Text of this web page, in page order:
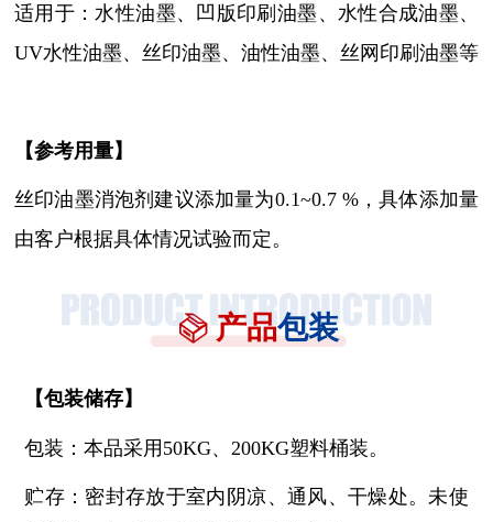
适用于：水性油墨、凹版印刷油墨、水性合成油墨、
UV水性油墨、丝印油墨、油性油墨、丝网印刷油墨等
【参考用量】
丝印油墨消泡剂建议添加量为0.1~0.7 %，具体添加量
由客户根据具体情况试验而定。
产品包装
【包装储存】
包装：本品采用 50KG、200KG塑料桶装。
贮存：密封存放于室内阴凉、通风、干燥处。未使